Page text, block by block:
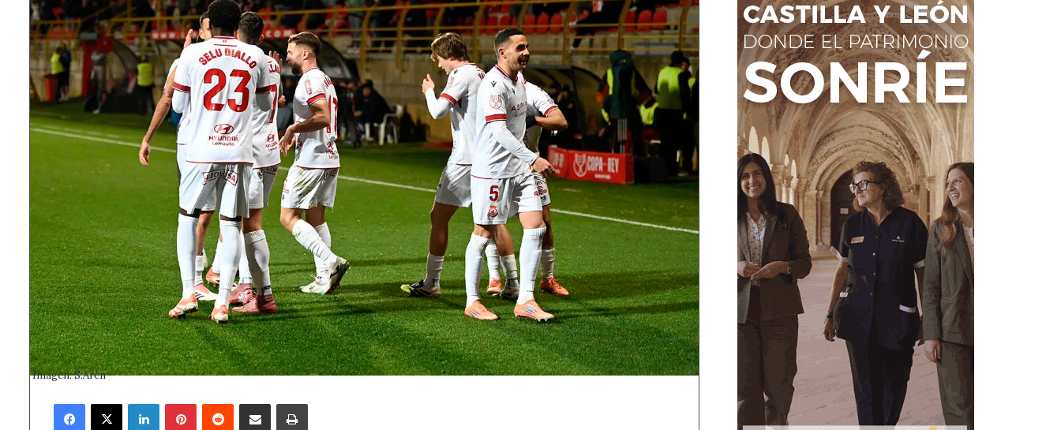
Imagen: S.Arén
Facebook
X LinkedInPinterestReddit Compartir por correo electrónicoImprimir